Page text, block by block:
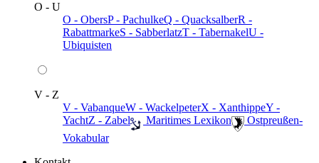
O - U
O - ObersP - PachulkeQ - QuacksalberR -
RabattmarkeS - SabberlatzT - TabernakelU -
Ubiquisten
V - Z
V - VabanqueW - WackelpeterX - XanthippeY -
YachtZ - Zabel ️ Maritimes Lexikon
️ Ostpreußen-
Vokabular